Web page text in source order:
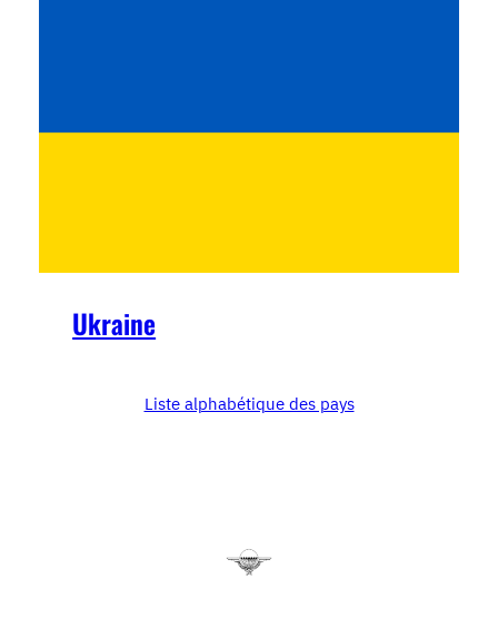
Ukraine
Liste alphabétique des pays